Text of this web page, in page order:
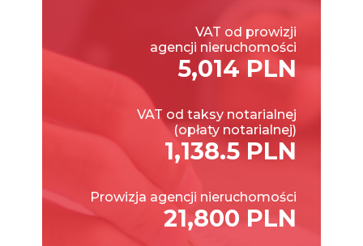
VAT od prowizji
agencji nieruchomości
5,014 PLN
VAT od taksy notarialnej
(opłaty notarialnej)
1,138.5 PLN
Prowizja agencji nieruchomości
21,800 PLN